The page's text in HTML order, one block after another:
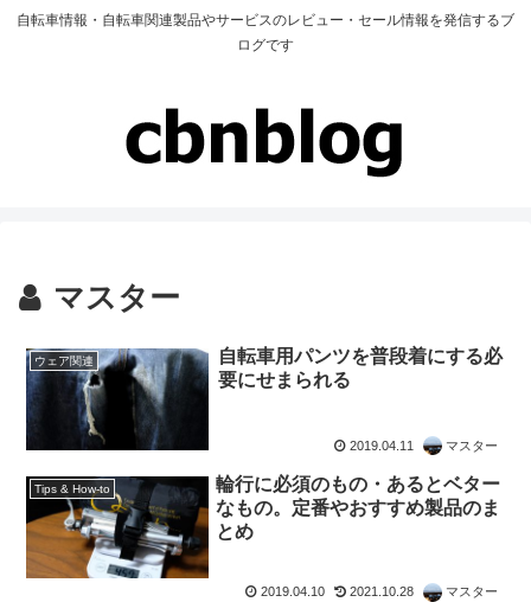
自転車情報・自転車関連製品やサービスのレビュー・セール情報を発信するブ
ログです
マスター
ウェア関連
自転車用パンツを普段着にする必
要にせまられる
2019.04.11 マスター
Tips & How-to
輪行に必須のもの・あるとベター
なもの。定番やおすすめ製品のま
とめ
2019.04.10 2021.10.28 マスター